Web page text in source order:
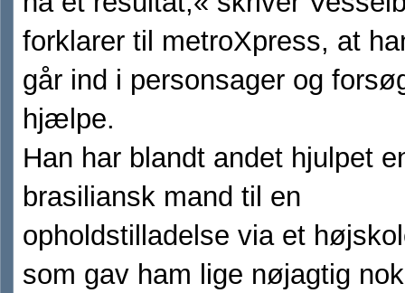
forklarer til metroXpress, at
går ind i personsager og
hjælpe.
Han har blandt andet hjulpet
brasiliansk mand til en
opholdstilladelse via et
som gav ham lige nøjagtig